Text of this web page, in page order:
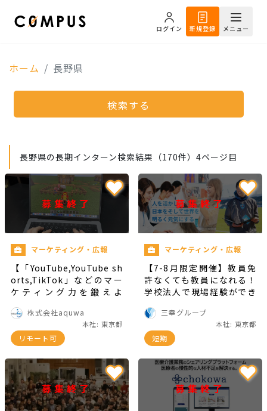
ログイン 新規登録 メニュー
ホーム 長野県
検索する
長野県の長期インターン検索結果（170件）4ページ目
募集終了
マーケティング・広報
【「YouTube,YouTube sh
orts,TikTok」などのマー
ケティング力を鍛えよ
ンターン！
株式会社aquwa
本社: 東京都
リモート可
募集終了
マーケティング・広報
【7-8月限定開催】教員免
許なくても教員になれる！
学校法人で現場経験ができ
（交通費全額支給/週2日～
1日4時間～OK!）！！※25
卒対象・応募書類提出〆切
台・首都圏・名古屋・大
阪・神戸・広島・博多・沖
三幸グループ
本社: 東京都
短期
募集終了 募集終了